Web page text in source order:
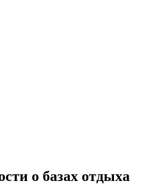
о базах отдыха